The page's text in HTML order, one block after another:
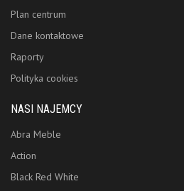
Plan centrum
Dane kontaktowe
Raporty
Polityka cookies
NASI NAJEMCY
Abra Meble
Action
Black Red White